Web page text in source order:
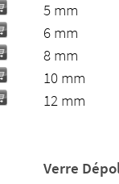
5 mm
6 mm
8 mm
10 mm
12 mm
Verre